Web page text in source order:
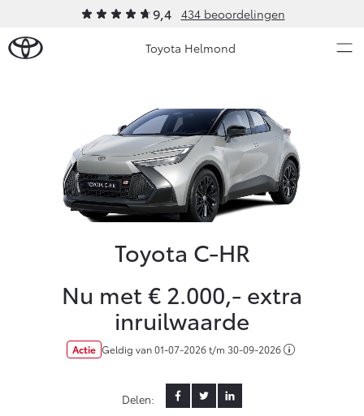
9,4 434 beoordelingen
Toyota Helmond
Ons bedrijf
Ons bedrijf
Contact en Route
Klantbeoordelingen
Yaris
HYBRIDE
Vanaf € 27.195,-
Urban Cruiser
BATTERIJ-ELEKTRISCH
Occasions
Onderhoud
Service & Onderhoud
Werkplaatsafspraak
Diensten
Toyota C-HR
Nu met € 2.000,- extra
inruilwaarde
Actie Geldig van01-07-2026t/m 30-09-2026
Delen: